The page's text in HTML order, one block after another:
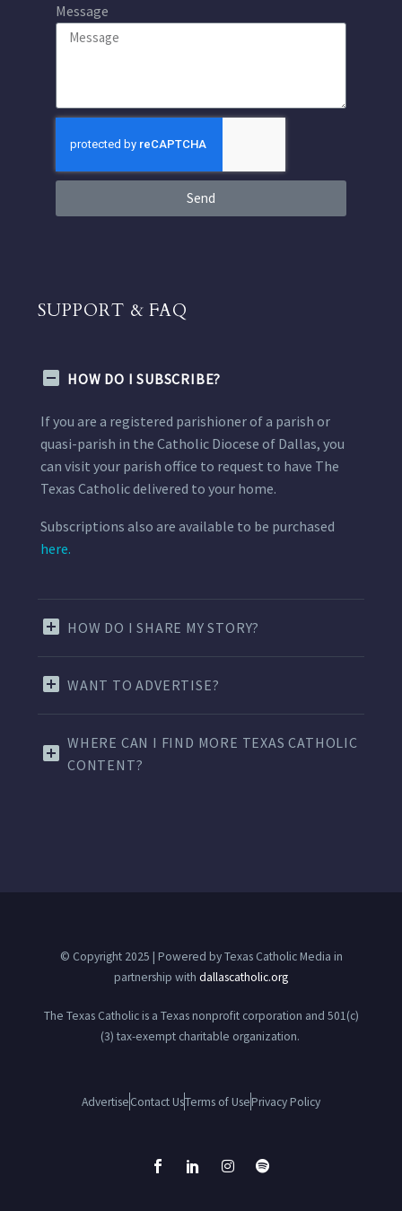
Message
Send
SUPPORT & FAQ
HOW DO I SUBSCRIBE?
If you are a registered parishioner of a parish or
quasi-parish in the Catholic Diocese of Dallas, you
can visit your parish office to request to have The
Texas Catholic delivered to your home.
Subscriptions also are available to be purchased
here.
HOW DO I SHARE MY STORY?
WANT TO ADVERTISE?
WHERE CAN I FIND MORE TEXAS CATHOLIC
CONTENT?
© Copyright 2025 | Powered by Texas Catholic Media in
partnership with dallascatholic.org
The Texas Catholic is a Texas nonprofit corporation and 501(c)
(3) tax-exempt charitable organization.
AdvertiseContact UsTerms of UsePrivacy Policy